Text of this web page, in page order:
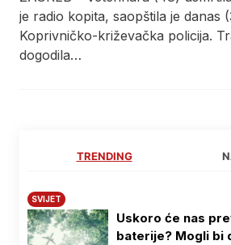
je radio kopita, saopštila je danas
Koprivničko-križevačka policija.
dogodila…
TRENDING
SVIJET
Uskoro će nas
baterije? Mogli bi